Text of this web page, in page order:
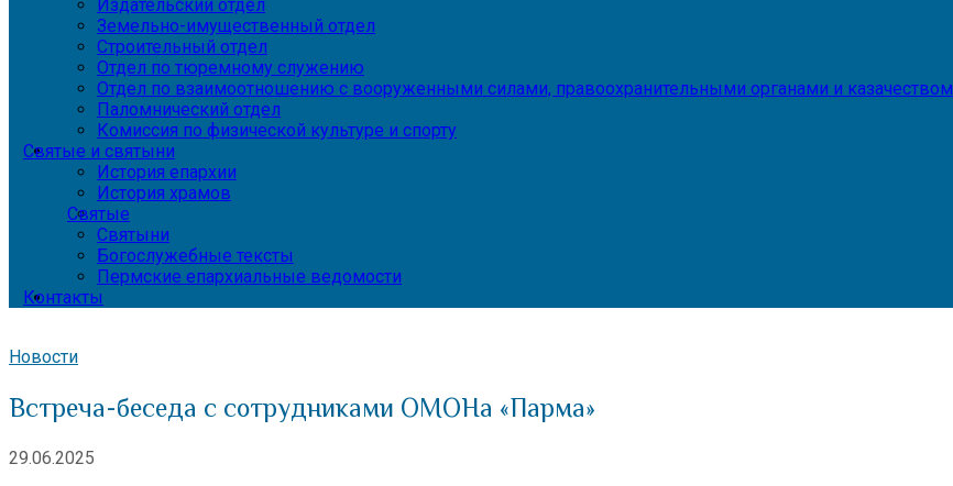
Издательский отдел
Земельно-имущественный отдел
Строительный отдел
Отдел по тюремному служению
Отдел по взаимоотношению с вооруженными силами, правоохранительными органами и казачеством
Паломнический отдел
Комиссия по физической культуре и спорту
Святые и святыни
История епархии
История храмов
Святые
Святыни
Богослужебные тексты
Пермские епархиальные ведомости
Контакты
Новости
Встреча-беседа с сотрудниками ОМОНа «Парма»
29.06.2025